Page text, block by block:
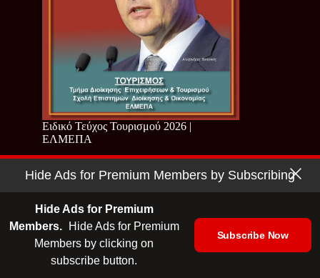
Ειδικό Τεύχος Τουρισμού 2026 |
ΕΛΜΕΠΑ
Hide Ads for Premium Members by Subscribing
Hide Ads for Premium
Members.
Hide Ads for Premium
Members by clicking on
subscribe button.
Subscribe Now